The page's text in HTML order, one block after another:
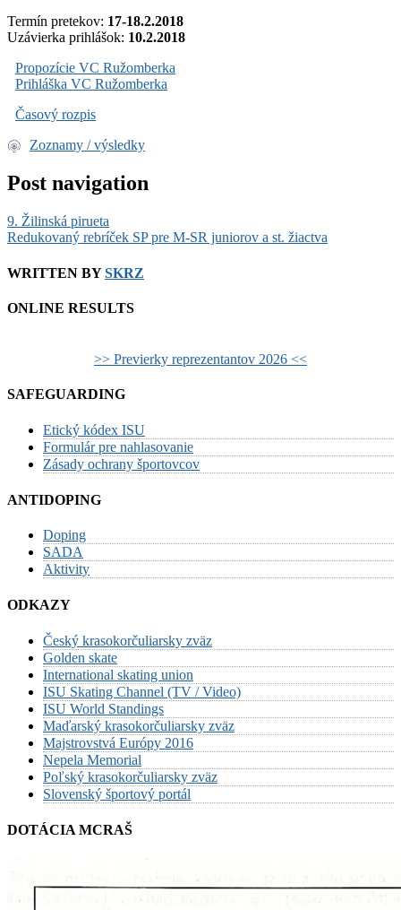
Termín pretekov: 17-18.2.2018
Uzávierka prihlášok: 10.2.2018
Propozície VC Ružomberka
Prihláška VC Ružomberka
Časový rozpis
Zoznamy / výsledky
Post navigation
9. Žilinská pirueta
Redukovaný rebríček SP pre M-SR juniorov a st. žiactva
WRITTEN BYSKRZ
ONLINE RESULTS
>> Previerky reprezentantov 2026 <<
SAFEGUARDING
Etický kódex ISU
Formulár pre nahlasovanie
Zásady ochrany športovcov
ANTIDOPING
Doping
SADA
Aktivity
ODKAZY
Český krasokorčuliarsky zväz
Golden skate
International skating union
ISU Skating Channel (TV / Video)
ISU World Standings
Maďarský krasokorčuliarsky zväz
Majstrovstvá Európy 2016
Nepela Memorial
Poľský krasokorčuliarsky zväz
Slovenský športový portál
DOTÁCIA MCRAŠ